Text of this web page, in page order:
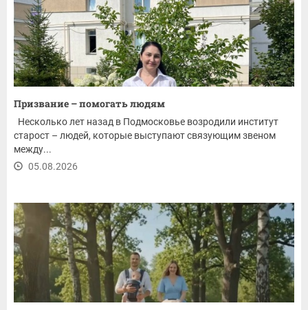
Призвание – помогать людям
Несколько лет назад в Подмосковье возродили институт
старост – людей, которые выступают связующим звеном
между...
05.08.2026